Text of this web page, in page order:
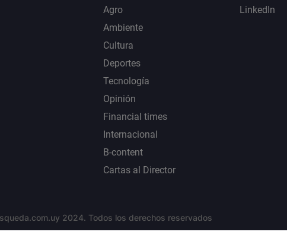
Agro
Ambiente
Cultura
Deportes
Tecnología
Opinión
Financial times
Internacional
B-content
Cartas al Director
LinkedIn
2024. Todos los derechos reservados